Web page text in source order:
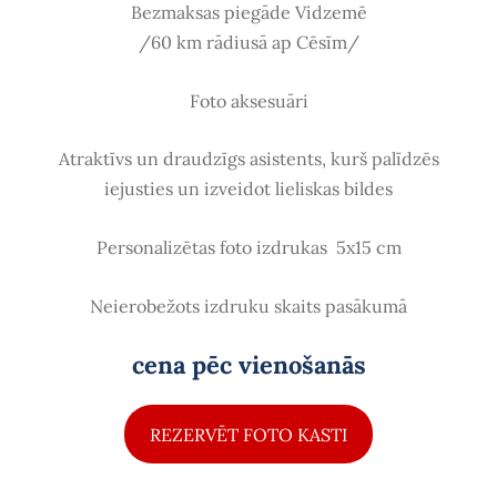
Bezmaksas piegāde Vidzemē
/60 km rādiusā ap Cēsīm/
Foto aksesuāri
Atraktīvs un draudzīgs asistents, kurš palīdzēs
iejusties un izveidot lieliskas bildes
Personalizētas foto izdrukas 5x15 cm
Neierobežots izdruku skaits pasākumā
cena pēc vienošanās
REZERVĒT FOTO KASTI